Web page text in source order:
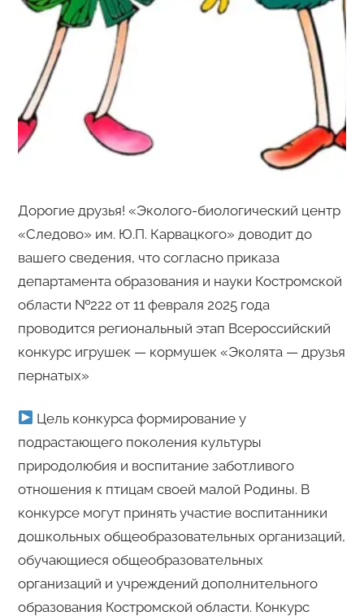
Дорогие друзья! «Эколого-биологический центр
«Следово» им. Ю.П. Карвацкого» доводит до
вашего сведения, что согласно приказа
департамента образования и науки Костромской
области №222 от 11 февраля 2025 года
проводится региональный этап Всероссийский
конкурс игрушек — кормушек «Эколята — друзья
пернатых»
Цель конкурса формирование у
подрастающего поколения культуры
природолюбия и воспитание заботливого
отношения к птицам своей малой Родины. В
конкурсе могут принять участие воспитанники
дошкольных общеобразовательных организаций,
обучающиеся общеобразовательных
организаций и учреждений дополнительного
образования Костромской области. Конкурс